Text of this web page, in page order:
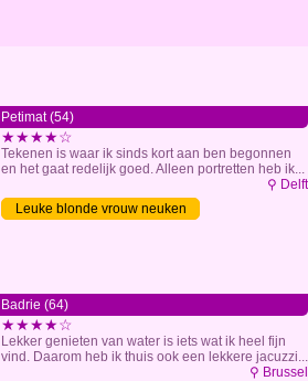
Petimat (54)
★★★★☆
Tekenen is waar ik sinds kort aan ben begonnen
en het gaat redelijk goed. Alleen portretten heb ik...
⚲ Delft
Leuke blonde vrouw neuken
Badrie (64)
★★★★☆
Lekker genieten van water is iets wat ik heel fijn
vind. Daarom heb ik thuis ook een lekkere jacuzzi...
⚲ Brussel